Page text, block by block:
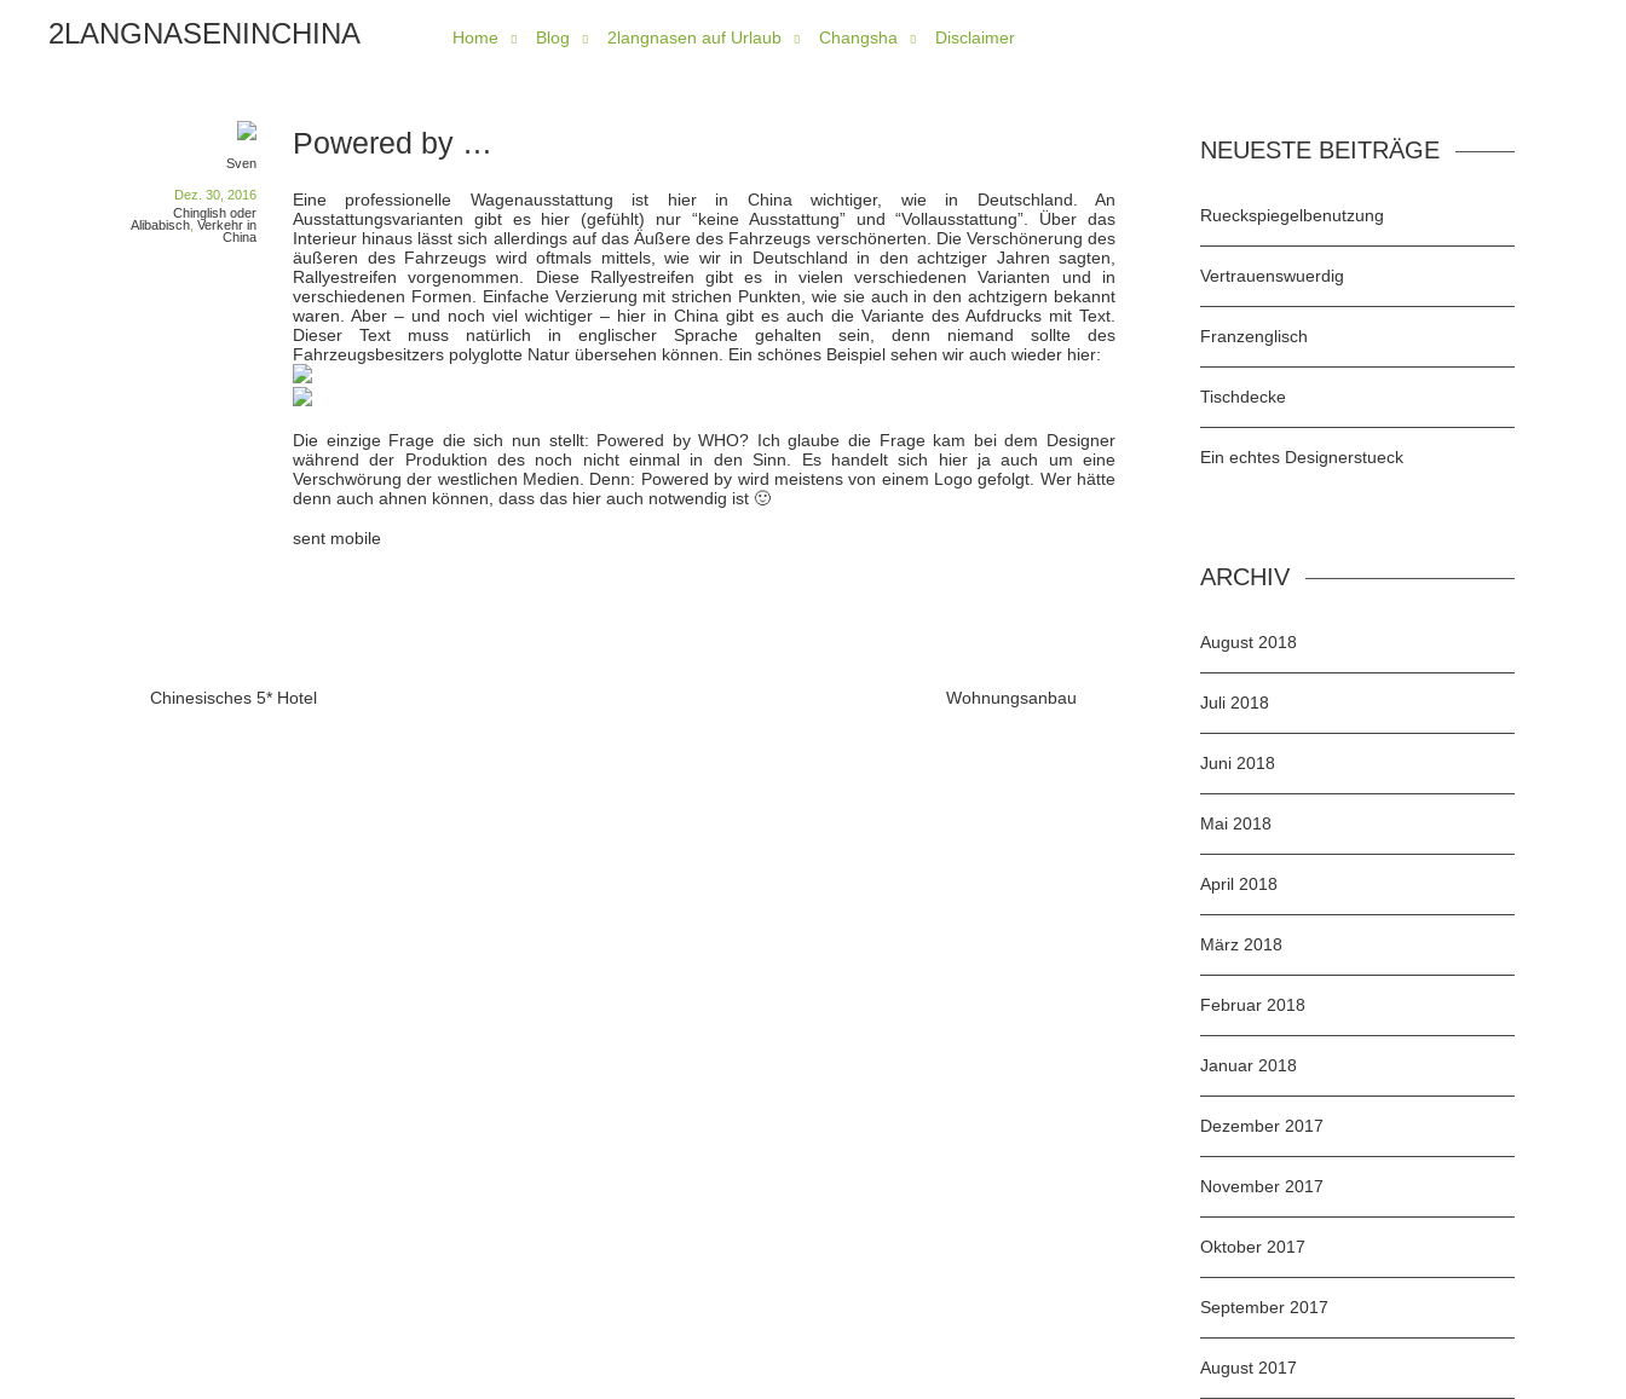
2LANGNASENINCHINA Home Blog 2langnasen auf Urlaub Changsha Disclaimer
Powered by …
Sven
Dez. 30, 2016
Chinglish oder
Alibabisch, Verkehr in
China
Eine professionelle Wagenausstattung ist hier in China wichtiger, wie in Deutschland. An
Ausstattungsvarianten gibt es hier (gefühlt) nur “keine Ausstattung” und “Vollausstattung”. Über das
Interieur hinaus lässt sich allerdings auf das Äußere des Fahrzeugs verschönerten. Die Verschönerung des
äußeren des Fahrzeugs wird oftmals mittels, wie wir in Deutschland in den achtziger Jahren sagten,
Rallyestreifen vorgenommen. Diese Rallyestreifen gibt es in vielen verschiedenen Varianten und in
verschiedenen Formen. Einfache Verzierung mit strichen Punkten, wie sie auch in den achtzigern bekannt
waren. Aber – und noch viel wichtiger – hier in China gibt es auch die Variante des Aufdrucks mit Text.
Dieser Text muss natürlich in englischer Sprache gehalten sein, denn niemand sollte des
Fahrzeugsbesitzers polyglotte Natur übersehen können. Ein schönes Beispiel sehen wir auch wieder hier:
Die einzige Frage die sich nun stellt: Powered by WHO? Ich glaube die Frage kam bei dem Designer
während der Produktion des noch nicht einmal in den Sinn. Es handelt sich hier ja auch um eine
Verschwörung der westlichen Medien. Denn: Powered by wird meistens von einem Logo gefolgt. Wer hätte
denn auch ahnen können, dass das hier auch notwendig ist 🙂
sent mobile
Chinesisches 5* Hotel Wohnungsanbau
NEUESTE BEITRÄGE
Rueckspiegelbenutzung
Vertrauenswuerdig
Franzenglisch
Tischdecke
Ein echtes Designerstueck
ARCHIV
August 2018
Juli 2018
Juni 2018
Mai 2018
April 2018
März 2018
Februar 2018
Januar 2018
Dezember 2017
November 2017
Oktober 2017
September 2017
August 2017